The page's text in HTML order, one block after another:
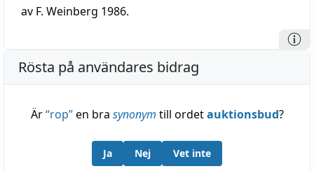
av F. Weinberg 1986.
Rösta på användares bidrag
Är“rop”en bra synonym till ordetauktionsbud?
Ja Nej Vet inte